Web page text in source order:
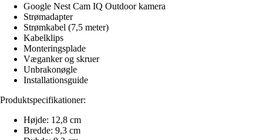
Google Nest Cam IQ Outdoor kamera
Strømadapter
Strømkabel (7,5 meter)
Kabelklips
Monteringsplade
Væganker og skruer
Unbrakonøgle
Installationsguide
Produktspecifikationer:
Højde: 12,8 cm
Bredde: 9,3 cm